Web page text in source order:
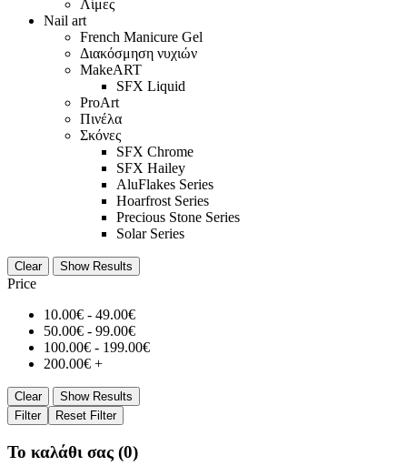
Λίμες
Nail art
French Manicure Gel
Διακόσμηση νυχιών
MakeART
SFX Liquid
ProArt
Πινέλα
Σκόνες
SFX Chrome
SFX Hailey
AluFlakes Series
Hoarfrost Series
Precious Stone Series
Solar Series
Clear Show Results
Price
10.00€ - 49.00€
50.00€ - 99.00€
100.00€ - 199.00€
200.00€ +
Clear
Show Results
Filter
Reset Filter
Το καλάθι σας (0)